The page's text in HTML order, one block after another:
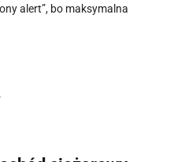
alert”, bo maksymalna
.